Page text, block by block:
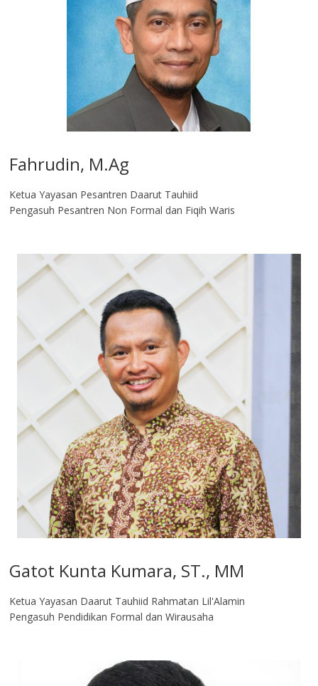
Fahrudin, M.Ag​
Ketua Yayasan Pesantren Daarut Tauhiid
Pengasuh Pesantren Non Formal dan Fiqih Waris
Gatot Kunta Kumara, ST., MM
Ketua Yayasan Daarut Tauhiid Rahmatan Lil'Alamin
Pengasuh Pendidikan Formal dan Wirausaha